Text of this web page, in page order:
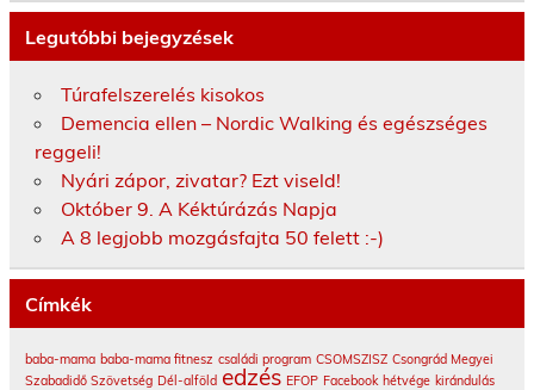
Legutóbbi bejegyzések
Túrafelszerelés kisokos
Demencia ellen – Nordic Walking és egészséges
reggeli!
Nyári zápor, zivatar? Ezt viseld!
Október 9. A Kéktúrázás Napja
A 8 legjobb mozgásfajta 50 felett :-)
Címkék
baba-mama baba-mama fitnesz családi program CSOMSZISZ Csongrád Megyei
Szabadidő Szövetség Dél-alföld edzés EFOP Facebook hétvége kirándulás